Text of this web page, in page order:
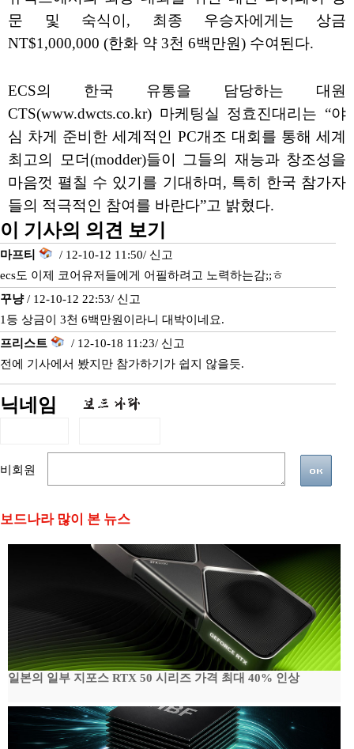
문 및 숙식이, 최종 우승자에게는 상금
NT$1,000,000 (한화 약 3천 6백만원) 수여된다.
ECS의 한국 유통을 담당하는 대원
CTS(www.dwcts.co.kr) 마케팅실 정효진대리는 “야
심 차게 준비한 세계적인 PC개조 대회를 통해 세계
최고의 모더(modder)들이 그들의 재능과 창조성을
마음껏 펼칠 수 있기를 기대하며, 특히 한국 참가자
들의 적극적인 참여를 바란다”고 밝혔다.
이 기사의 의견 보기
마프티 / 12-10-12 11:50/ 신고
ecs도 이제 코어유저들에게 어필하려고 노력하는감;;ㅎ
꾸냥/ 12-10-12 22:53/ 신고
1등 상금이 3천 6백만원이라니 대박이네요.
프리스트
/ 12-10-18 11:23/ 신고
전에 기사에서 봤지만 참가하기가 쉽지 않을듯.
닉네임
비회원
보드나라 많이 본 뉴스
일본의 일부 지포스 RTX 50 시리즈 가격 최대 40% 인상